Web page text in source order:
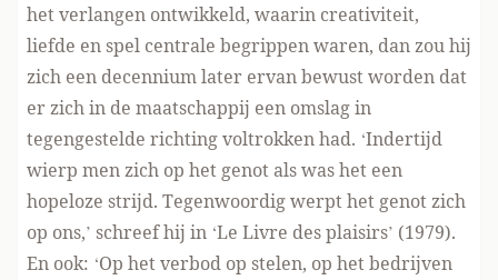
het verlangen ontwikkeld, waarin creativiteit,
liefde en spel centrale begrippen waren, dan zou hij
zich een decennium later ervan bewust worden dat
er zich in de maatschappij een omslag in
tegengestelde richting voltrokken had. ‘Indertijd
wierp men zich op het genot als was het een
hopeloze strijd. Tegenwoordig werpt het genot zich
op ons,’ schreef hij in ‘Le Livre des plaisirs’ (1979).
En ook: ‘Op het verbod op stelen, op het bedrijven